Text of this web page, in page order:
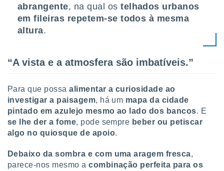
abrangente, na qual ostelhados urbanos
em fileiras repetem-se todos à mesma
altura.
“A vista e a atmosfera são imbatíveis.”
Para que possaalimentar a curiosidade ao
investigar a paisagem, há um mapa da cidade
pintado em azulejo mesmo ao lado dos bancos. E
se lhe der a fome, pode sempre beber ou petiscar
algo no quiosque de apoio.
Debaixo da sombra e com uma aragem fresca,
parece-nos mesmo acombinação perfeita para os